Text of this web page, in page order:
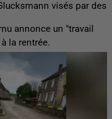
visés par des
annonce un "travail
la rentrée.